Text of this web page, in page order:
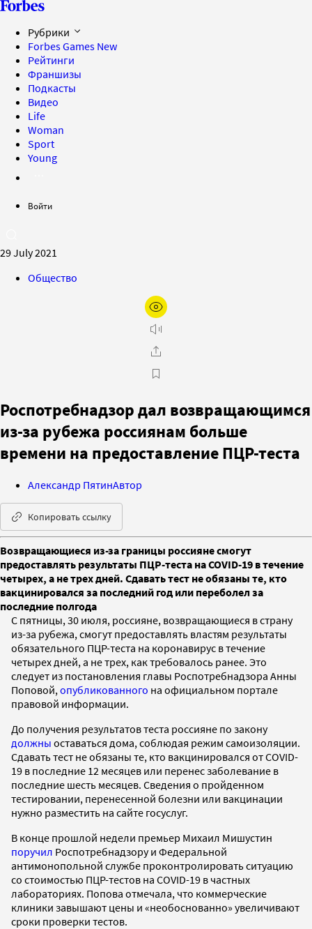
Рубрики
Forbes Games New
Рейтинги
Франшизы
Подкасты
Видео
Life
Woman
Sport
Young
Войти
29 July 2021
Общество
Роспотребнадзор дал возвращающимся
из-за рубежа россиянам больше
времени на предоставление ПЦР-теста
Александр ПятинАвтор
Копировать ссылку
Возвращающиеся из-за границы россияне смогут
предоставлять результаты ПЦР-теста на COVID-19 в течение
четырех, а не трех дней. Сдавать тест не обязаны те, кто
вакцинировался за последний год или переболел за
последние полгода
С пятницы, 30 июля, россияне, возвращающиеся в страну
из-за рубежа, смогут предоставлять властям результаты
обязательного ПЦР-теста на коронавирус в течение
четырех дней, а не трех, как требовалось ранее. Это
следует из постановления главы Роспотребнадзора Анны
Поповой, опубликованного на официальном портале
правовой информации.
До получения результатов теста россияне по закону
должны оставаться дома, соблюдая режим самоизоляции.
Сдавать тест не обязаны те, кто вакцинировался от COVID-
19 в последние 12 месяцев или перенес заболевание в
последние шесть месяцев. Сведения о пройденном
тестировании, перенесенной болезни или вакцинации
нужно разместить на сайте госуслуг.
В конце прошлой недели премьер Михаил Мишустин
поручил Роспотребнадзору и Федеральной
антимонопольной службе проконтролировать ситуацию
со стоимостью ПЦР-тестов на COVID-19 в частных
лабораториях. Попова отмечала, что коммерческие
клиники завышают цены и «необоснованно» увеличивают
сроки проверки тестов.